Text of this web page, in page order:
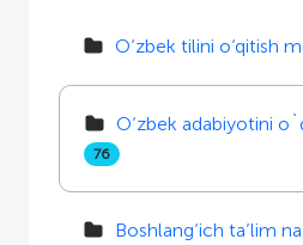
O‘zbek tilini o‘qitish
O‘zbek adabiyotini
76
Boshlang‘ich ta’lim